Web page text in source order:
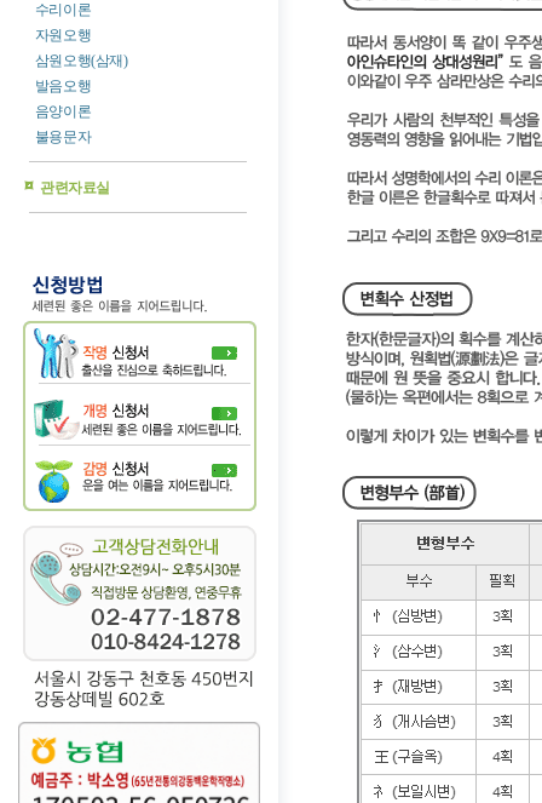
수리이론
자원오행
삼원오행(삼재)
발음오행
음양이론
불용문자
관련자료실